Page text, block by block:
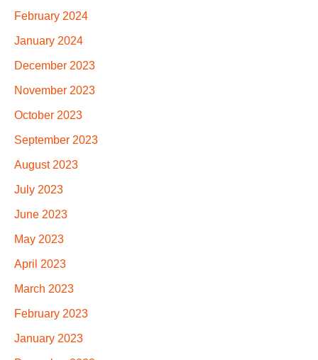
February 2024
January 2024
December 2023
November 2023
October 2023
September 2023
August 2023
July 2023
June 2023
May 2023
April 2023
March 2023
February 2023
January 2023